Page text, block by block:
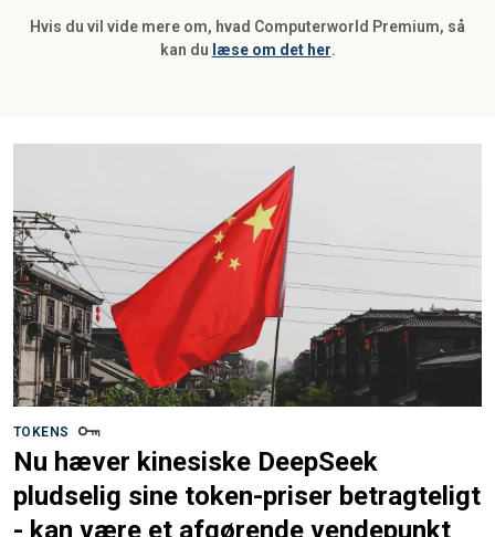
Hvis du vil vide mere om, hvad Computerworld Premium, så
kan du læse om det her.
TOKENS
Nu hæver kinesiske DeepSeek
pludselig sine token-priser betragteligt
- kan være et afgørende vendepunkt